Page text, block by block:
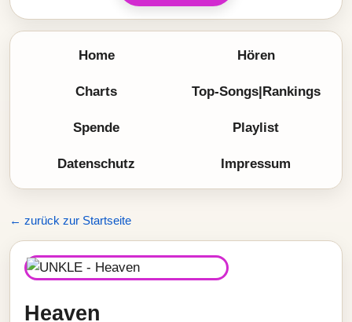
Home Hören
Charts Top-Songs|Rankings
Spende Playlist
Datenschutz Impressum
← zurück zur Startseite
Heaven